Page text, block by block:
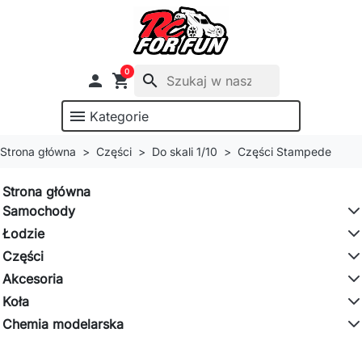
 shopping_cart
0
search
menu Kategorie
Strona główna Części Do skali 1/10 Części Stampede
Strona główna
Samochody
Łodzie
Części
Akcesoria
Koła
Chemia modelarska